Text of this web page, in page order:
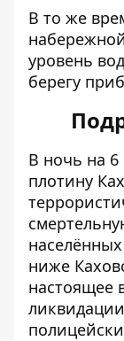
В то же
уровень
берегу
В ночь на
плотину
ниже
настоящее